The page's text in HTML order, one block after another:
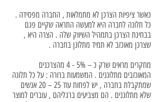
כאשר ציפיות הצרכן לא מתמלאות , החברה מפסידה .
כל תלונה לחברה היא למעשה התראה שקיים פגם
בבחינת הצרכן בתמהיל השיווק שלה . הצרה היא ,
שצרכן מאוכזב לא תמיד מתלונן בחברה .
מחקרים מראים שרק כ – 5% - 4 מהצרכנים
המאוכזבים מתלוננים . המשמעות ברורה : על כל תלונה
שמתקבלת בחברה , יש לפחות עוד 25 – 20 אנשים
שלא מתלוננים . הם מצביעים ברגליהם , עוברים למוצר